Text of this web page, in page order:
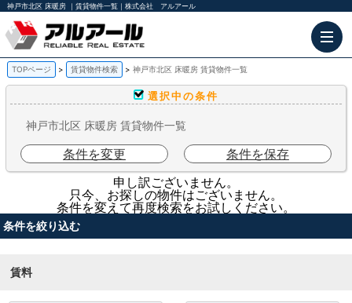
神戸市北区 床暖房 ｜賃貸物件一覧｜株式会社 アルアール
TOPページ 賃貸物件検索 神戸市北区 床暖房 賃貸物件一覧
選択中の条件
神戸市北区 床暖房 賃貸物件一覧
条件を変更
条件を保存
申し訳ございません。
只今、お探しの物件はございません。
条件を変えて再度検索をお試しください。
条件を絞り込む
賃料